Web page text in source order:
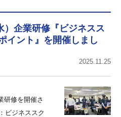
）企業研修『ビジネスス
イント』を開催しまし
2025.11.25
研修を開催さ
ビジネススク